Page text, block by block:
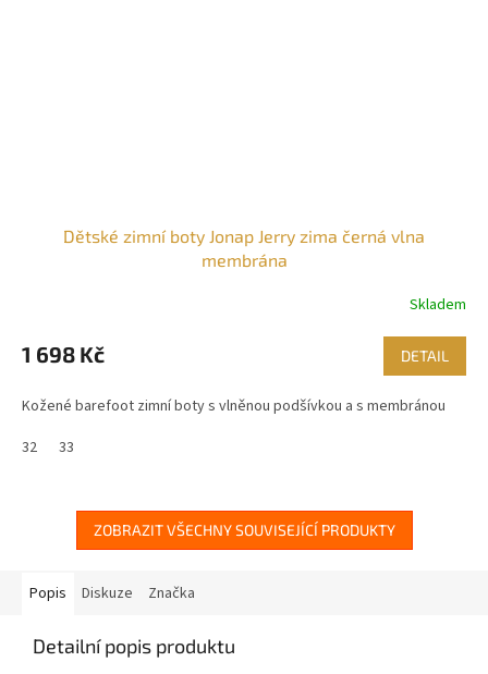
Dětské zimní boty Jonap Jerry zima černá vlna
membrána
Skladem
1 698 Kč DETAIL
Kožené barefoot zimní boty s vlněnou podšívkou a s membránou
32
33
ZOBRAZIT VŠECHNY SOUVISEJÍCÍ PRODUKTY
Popis Diskuze Značka
Detailní popis produktu